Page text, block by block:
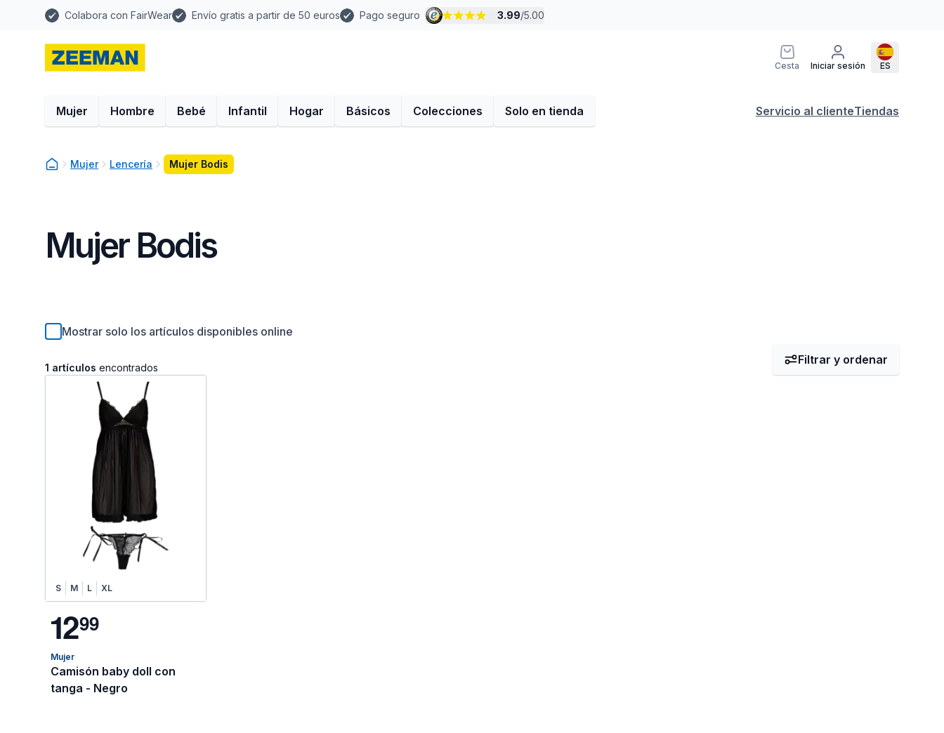
Colabora con FairWear Envío gratis a partir de 50 euros Pago seguro 3.99/5.00
Cesta Iniciar sesión ES
Mujer Hombre Bebé Infantil Hogar Básicos Colecciones Solo en tienda Servicio al clienteTiendas
Mujer Lencería Mujer Bodis
Mujer Bodis
Mostrar solo los artículos disponibles online
1 artículos encontrados
Filtrar y ordenar
S M L XL
1299
Mujer
Camisón baby doll con
tanga - Negro